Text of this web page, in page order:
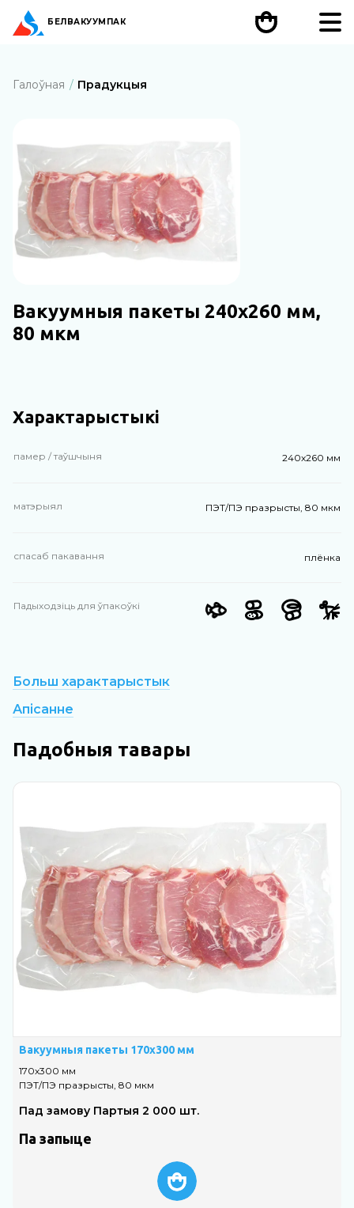
БЕЛВАКУУМПАК
Галоўная Прадукцыя
Вакуумныя пакеты 240х260 мм,
80 мкм
Характарыстыкі
памер / таўшчыня 240х260 мм
матэрыял ПЭТ/ПЭ празрысты, 80 мкм
спасаб пакавання плёнка
Падыходзіць для ўпакоўкі
Больш характарыстык
Апісанне
Падобныя тавары
Вакуумныя пакеты 170х300 мм
170х300 мм
ПЭТ/ПЭ празрысты, 80 мкм
Пад замову Партыя 2 000 шт.
Па запыце